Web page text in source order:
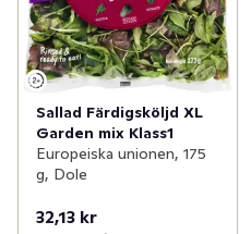
Sallad Färdigsköljd XL
Garden mix Klass1
Europeiska unionen, 175
g, Dole
32,13 kr